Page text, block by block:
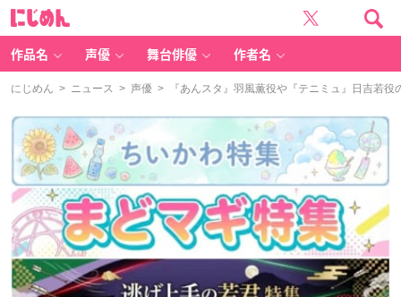
作品名 声優 舞台俳優 作者名
にじめん > ニュース > 声優 > 『あんスタ』羽風薫役や『テニミュ』日吉若役